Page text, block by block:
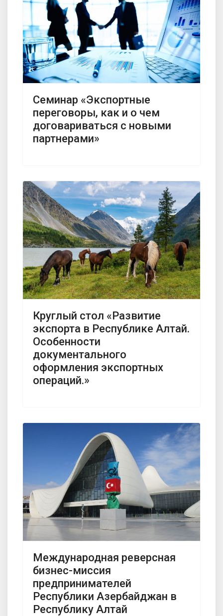
Семинар «Экспортные
переговоры, как и о чем
договариваться с новыми
партнерами»
Круглый стол «Развитие
экспорта в Республике Алтай.
Особенности
документального
оформления экспортных
операций.»
Международная реверсная
бизнес-миссия
предпринимателей
Республики Азербайджан в
Республику Алтай